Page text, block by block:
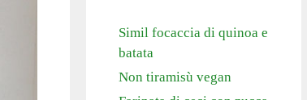
Simil focaccia di quinoa e
batata
Non tiramisù vegan